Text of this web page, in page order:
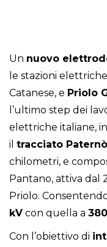
Un nuovo
le stazioni
Catanese, e Priolo
l’ultimo step dei
elettriche italiane,
il tracciato
chilometri, e
Pantano, attiva dal
Priolo.
kV con quella a
Con l’obiettivo di